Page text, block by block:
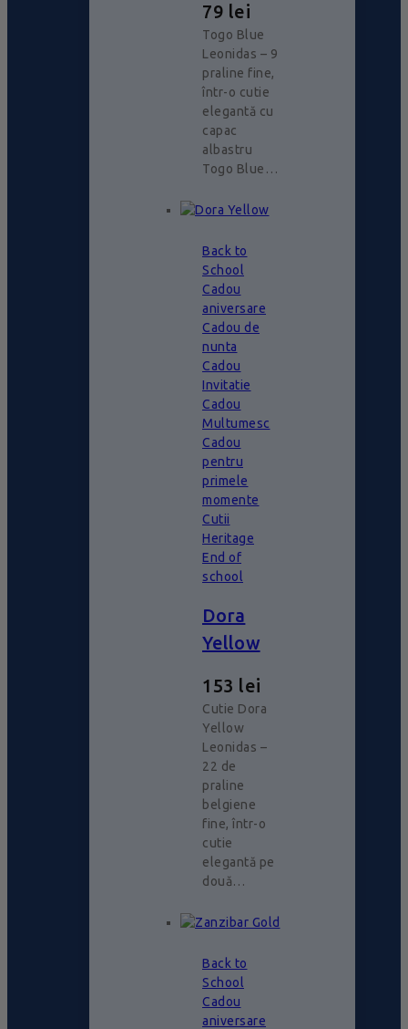
79 lei
Togo Blue
Leonidas – 9
praline fine,
într-o cutie
elegantă cu
capac
albastru
Togo Blue…
Back to
School
Cadou
aniversare
Cadou de
nunta
Cadou
Invitatie
Cadou
Multumesc
Cadou
pentru
primele
momente
Cutii
Heritage
End of
school
Dora
Yellow
153 lei
Cutie Dora
Yellow
Leonidas –
22 de
praline
belgiene
fine, într-o
cutie
elegantă pe
două…
Back to
School
Cadou
aniversare